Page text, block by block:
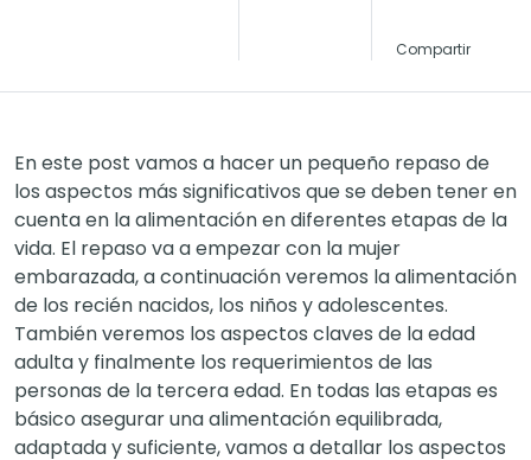
Compartir
En este post vamos a hacer un pequeño repaso de
los aspectos más significativos que se deben tener en
cuenta en la alimentación en diferentes etapas de la
vida. El repaso va a empezar con la mujer
embarazada, a continuación veremos la alimentación
de los recién nacidos, los niños y adolescentes.
También veremos los aspectos claves de la edad
adulta y finalmente los requerimientos de las
personas de la tercera edad. En todas las etapas es
básico asegurar una alimentación equilibrada,
adaptada y suficiente, vamos a detallar los aspectos